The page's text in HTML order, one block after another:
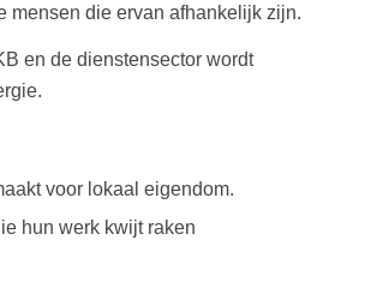
mensen die ervan afhankelijk zijn.
en de dienstensector wordt
voor lokaal eigendom.
hun werk kwijt raken